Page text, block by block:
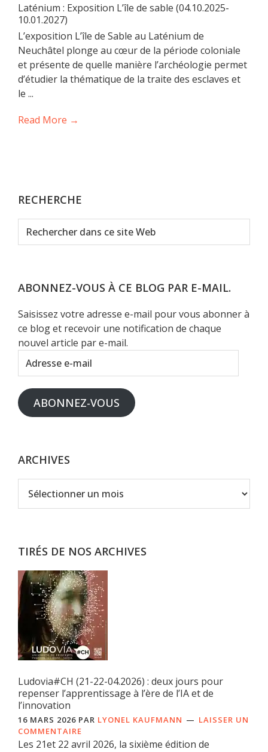
Laténium : Exposition L’île de sable (04.10.2025-
10.01.2027)
L’exposition L’île de Sable au Laténium de
Neuchâtel plonge au cœur de la période coloniale
et présente de quelle manière l’archéologie permet
d’étudier la thématique de la traite des esclaves et
le ...
Read More →
RECHERCHE
Rechercher
dans
Web
ABONNEZ-VOUS À CE BLOG PAR E-MAIL.
Saisissez votre adresse e-mail pour vous abonner à
ce blog et recevoir une notification de chaque
nouvel article par e-mail.
Adresse
e-
mail
ABONNEZ-VOUS
ARCHIVES
TIRÉS DE NOS ARCHIVES
Ludovia#CH (21-22-04.2026) : deux jours pour
repenser l’apprentissage à l’ère de l’IA et de
l’innovation
16 MARS 2026 PAR LYONEL KAUFMANN
LAISSER UN
COMMENTAIRE
Les 21et 22 avril 2026, la sixième édition de